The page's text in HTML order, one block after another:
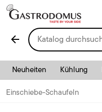
arrow_back
Neuheiten Kühlung
Einschiebe-Schaufeln